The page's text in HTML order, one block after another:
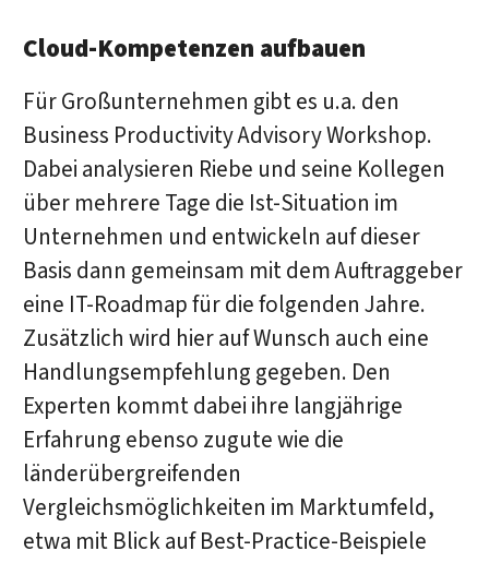
Cloud-Kompetenzen aufbauen
Für Großunternehmen gibt es u.a. den
Business Productivity Advisory Workshop.
Dabei analysieren Riebe und seine Kollegen
über mehrere Tage die Ist-Situation im
Unternehmen und entwickeln auf dieser
Basis dann gemeinsam mit dem Auftraggeber
eine IT-Roadmap für die folgenden Jahre.
Zusätzlich wird hier auf Wunsch auch eine
Handlungsempfehlung gegeben. Den
Experten kommt dabei ihre langjährige
Erfahrung ebenso zugute wie die
länderübergreifenden
Vergleichsmöglichkeiten im Marktumfeld,
etwa mit Blick auf Best-Practice-Beispiele